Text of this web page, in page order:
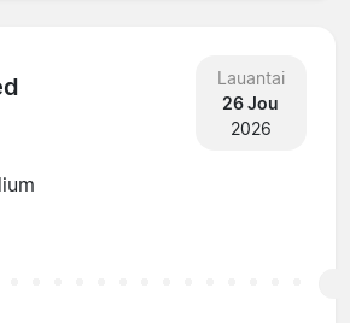
Lauantai
26 Jou
2026